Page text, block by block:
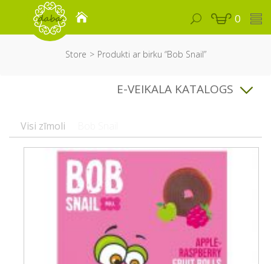
0
Store Produkti ar birku “Bob Snail”
E-VEIKALA KATALOGS
Visi zīmoli